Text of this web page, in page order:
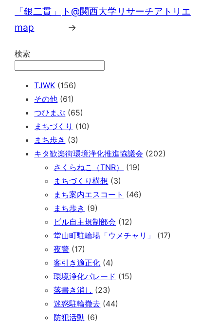
「銀二貫」
map
ト@関西大学リサーチアトリエ
→
検索
TJWK (156)
その他 (61)
つひまぶ (65)
まちづくり (10)
まち歩き (3)
キタ歓楽街環境浄化推進協議会 (202)
さくらねこ（TNR）
(19)
まちづくり構想 (3)
まち案内エスコート (46)
まち歩き (9)
ビル自主規制部会 (12)
堂山町駐輪場「ウメチャリ」
(17)
夜警 (17)
客引き適正化 (4)
環境浄化パレード (15)
落書き消し (23)
迷惑駐輪撤去 (44)
防犯活動 (6)